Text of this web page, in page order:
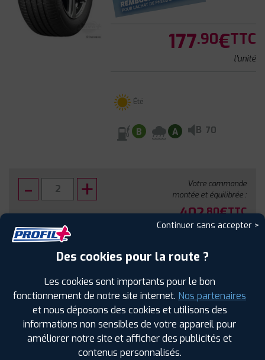
177.90€TTC
l'unité
Été
B A B 70
Votre commande
montée et équilibrée :
402.80€TTC
SPÉCIFICATIONS AVIS CLIENTS ÉTIQUETAGE
Continuer sans accepter >
Des cookies pour la route ?
Les cookies sont importants pour le bon
fonctionnement de notre site internet. Nos partenaires
et nous déposons des cookies et utilisons des
informations non sensibles de votre appareil pour
améliorer notre site et afficher des publicités et
contenus personnalisés.